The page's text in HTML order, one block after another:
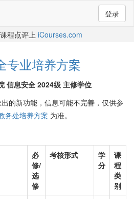
登录
程点评上 iCourses.com
专业培养方案
信息安全 2024级 主修学位
的新功能，信息可能不完善，仅供参
务处培养方案 为准。
必
修/
选
修
考核形式
学
分
课
程
类
别